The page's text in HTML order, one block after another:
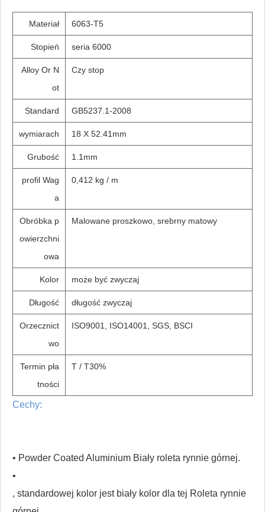
Materiał 6063-T5
Stopień seria 6000
Alloy Or N
ot
Czy stop
Standard GB5237.1-2008
wymiarach 18 X 52.41mm
Grubość 1.1mm
profil Wag
a
0,412 kg / m
Obróbka p
owierzchni
owa
Malowane proszkowo, srebrny matowy
Kolor może być zwyczaj
Długość długość zwyczaj
Orzecznict
wo
ISO9001, ISO14001, SGS, BSCI
Termin pła
tności
T / T30%
Cechy:
• Powder Coated Aluminium Biały roleta rynnie górnej.
•
, standardowej kolor jest biały kolor dla tej Roleta rynnie